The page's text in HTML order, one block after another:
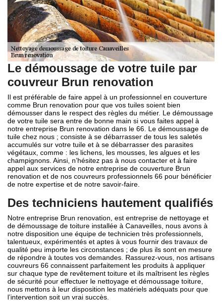
Le démoussage de votre tuile par
couvreur Brun renovation
Il est préférable de faire appel à un professionnel en couverture
comme Brun renovation pour que vos tuiles soient bien
démousser dans le respect des règles du métier. Le démoussage
de votre tuile sera entre de bonne main si vous faites appel à
notre entreprise Brun renovation dans le 66. Le démoussage de
tuile chez nous ; consiste à se débarrasser de tous les saletés
accumulés sur votre tuile et à se débarrasser des parasites
végétaux, comme : les lichens, les mousses, les algues et les
champignons. Ainsi, n’hésitez pas à nous contacter et à faire
appel aux services de notre entreprise de couverture Brun
renovation et de nos couvreurs professionnels 66 pour bénéficier
de notre expertise et de notre savoir-faire.
Des techniciens hautement qualifiés
Notre entreprise Brun renovation, est entreprise de nettoyage et
de démoussage de toiture installée à Canaveilles, nous avons à
notre disposition une équipe de technicien très professionnels,
talentueux, expérimentés et aptes à vous fournir des travaux de
qualité peu importe les circonstances ; de plus ils sont en mesure
de répondre à toutes vos demandes. Rassurez-vous, nos artisans
couvreurs 66 connaissent parfaitement les produits à appliquer
sur chaque type de revêtement toiture et ils maîtrisent les règles
de sécurité pour effectuer le nettoyage et démoussage toiture,
nous mettons à leur disposition les matériels adéquats pour que
l’intervention soit un vrai succès.